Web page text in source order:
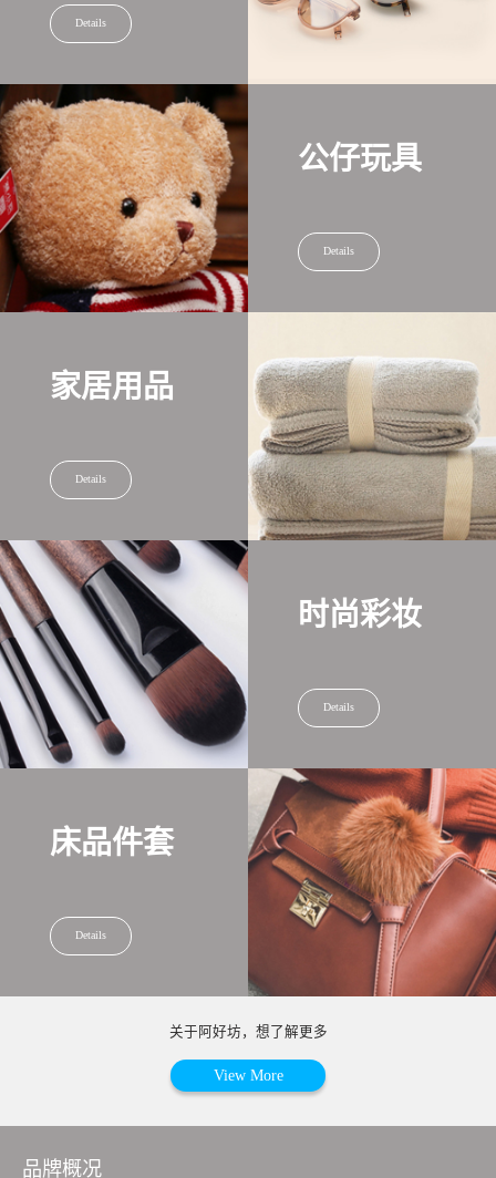
Details
公仔玩具
Details
家居用品
Details
时尚彩妆
Details
床品件套
Details
关于阿好坊，想了解更多
View More
品牌概况